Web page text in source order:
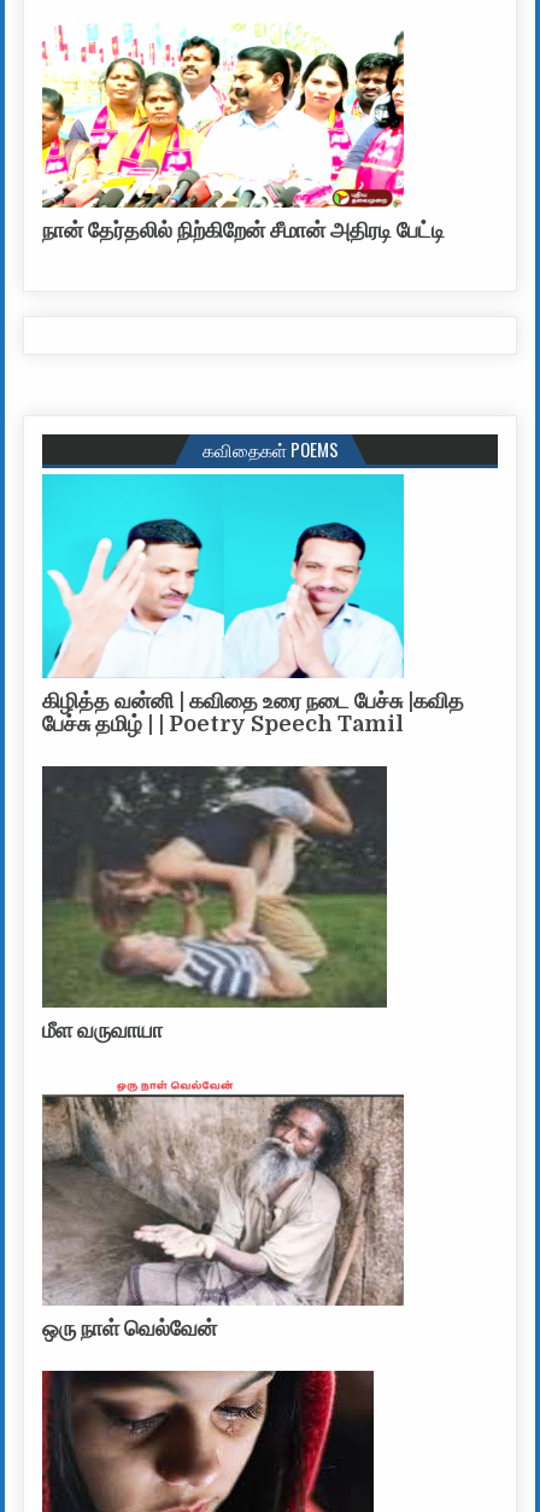
நான் தேர்தலில் நிற்கிறேன் சீமான் அதிரடி பேட்டி
கவிதைகள் POEMS
கிழித்த வன்னி | கவிதை உரை நடை பேச்சு |கவித
பேச்சு தமிழ் | | Poetry Speech Tamil
மீள வருவாயா
ஒரு நாள் வெல்வேன்